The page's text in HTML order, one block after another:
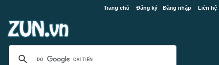
Trang chủ Đăng ký Đăng nhập Liên hệ